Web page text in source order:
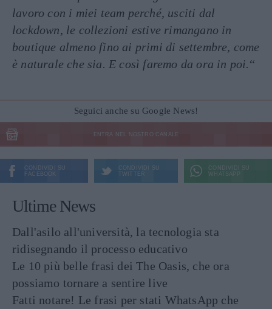
lavoro con i miei team perché, usciti dal
lockdown, le collezioni estive rimangano in
boutique almeno fino ai primi di settembre, come
è naturale che sia. E così faremo da ora in poi.“
Seguici anche su Google News!
ENTRA NEL NOSTRO CANALE
CONDIVIDI SU
FACEBOOK
CONDIVIDI SU
TWITTER
CONDIVIDI SU
WHATSAPP
Ultime News
Dall'asilo all'università, la tecnologia sta
ridisegnando il processo educativo
Le 10 più belle frasi dei The Oasis, che ora
possiamo tornare a sentire live
Fatti notare! Le frasi per stati WhatsApp che